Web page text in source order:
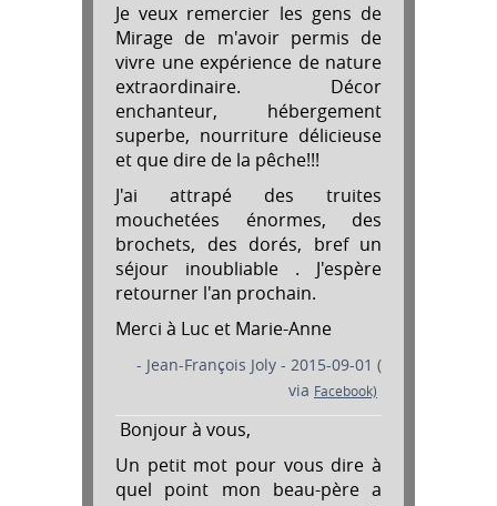
Je veux remercier les gens de
Mirage de m'avoir permis de
vivre une expérience de nature
extraordinaire. Décor
enchanteur, hébergement
superbe, nourriture délicieuse
et que dire de la pêche!!!
J'ai attrapé des truites
mouchetées énormes, des
brochets, des dorés, bref un
séjour inoubliable . J'espère
retourner l'an prochain.
Merci à Luc et Marie-Anne
- Jean-François Joly - 2015-09-01 (
via Facebook)
Bonjour à vous,
Un petit mot pour vous dire à
quel point mon beau-père a